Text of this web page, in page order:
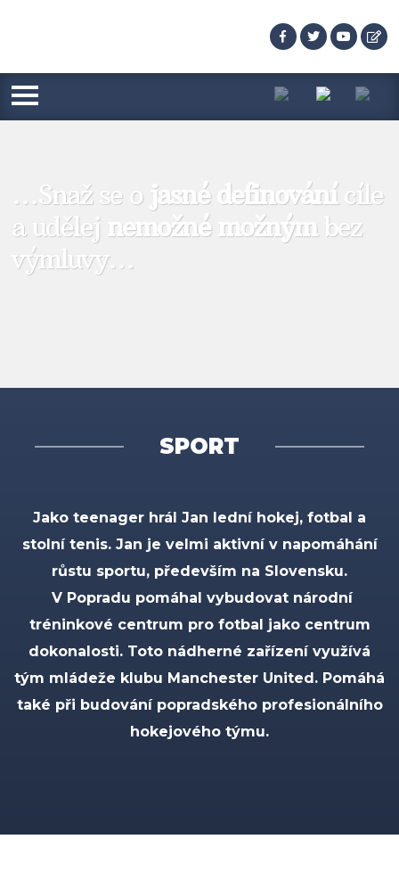
…Snaž se o jasné definovánícíle
a udělej nemožné možnýmbez
výmluvy…
SPORT
Jako teenager hrál Jan lední hokej, fotbal a
stolní tenis. Jan je velmi aktivní v napomáhání
růstu sportu, především na Slovensku.
V Popradu pomáhal vybudovat národní
tréninkové centrum pro fotbal jako centrum
dokonalosti. Toto nádherné zařízení využívá
tým mládeže klubu Manchester United. Pomáhá
také při budování popradského profesionálního
hokejového týmu.